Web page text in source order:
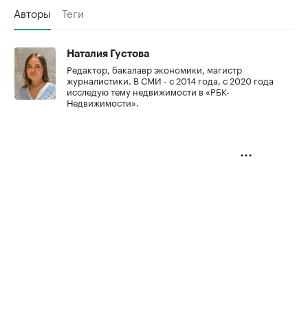
Авторы Теги
Наталия Густова
Редактор, бакалавр экономики, магистр
журналистики. В СМИ - с 2014 года, с 2020 года
исследую тему недвижимости в «РБК-
Недвижимости».